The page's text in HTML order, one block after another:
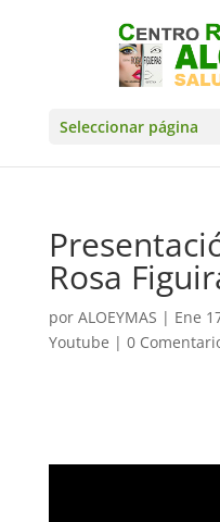
Seleccionar página
Rosa
por ALOEYMAS | Ene
Youtube | 0